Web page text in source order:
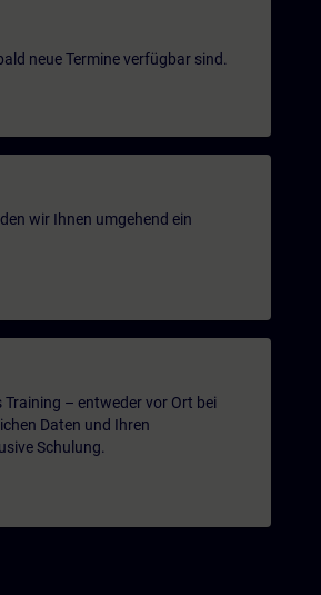
neue Termine verfügbar sind.
wir Ihnen umgehend ein
– entweder vor Ort bei
Daten und Ihren
Schulung.